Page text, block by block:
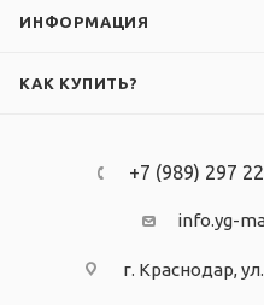
ИНФОРМАЦИЯ
КАК КУПИТЬ?
+7 (989) 297
info.yg-
г. Краснодар,